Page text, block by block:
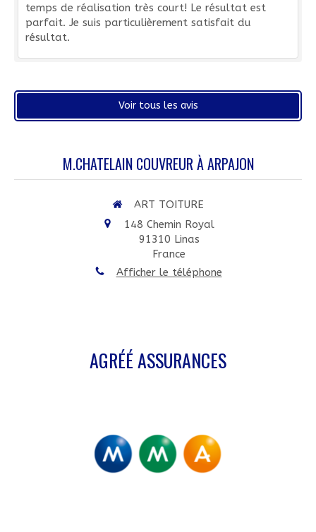
temps de réalisation très court! Le résultat est
parfait. Je suis particulièrement satisfait du
résultat.
Voir tous les avis
M.CHATELAIN COUVREUR À ARPAJON
ART TOITURE
148 Chemin Royal
91310 Linas
France
Afficher le téléphone
AGRÉÉ ASSURANCES